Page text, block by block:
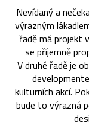
Nevídaný a
výrazným
řadě má projekt
se příjemně
V druhé řadě je
kulturních akcí.
bude to výrazná